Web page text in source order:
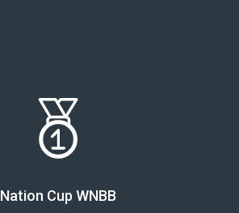
Nation Cup WNBB